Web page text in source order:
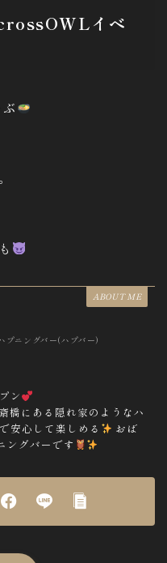
イベ
ABOUT ME
プニングバー(ハプバー)
ン
にある隠れ家のようなハ
安心して楽しめる
おば
ングバーです